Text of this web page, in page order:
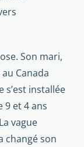
Son mari,
Canada
s’est installée
9 et 4 ans
vague
changé son